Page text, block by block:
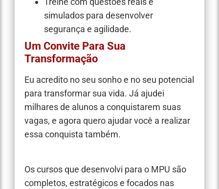
simulados para desenvolver
segurança e agilidade.
Um Convite Para Sua
Transformação
Eu acredito no seu sonho e no seu potencial
para transformar sua vida. Já ajudei
milhares de alunos a conquistarem suas
vagas, e agora quero ajudar você a realizar
essa conquista também.
Os cursos que desenvolvi para o MPU são
completos, estratégicos e focados nas